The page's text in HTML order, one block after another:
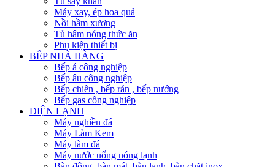
Máy xay, ép hoa quả
Nồi hầm xương
Tủ hâm nóng thức ăn
Phụ kiện thiết bị
BẾP NHÀ HÀNG
Bếp á công nghiệp
Bếp âu công nghiệp
Bếp chiên , bếp rán , bếp nướng
Bếp gas công nghiệp
ĐIỆN LẠNH
Máy nghiền đá
Máy Làm Kem
Máy làm đá
Máy nước uống nóng lạnh